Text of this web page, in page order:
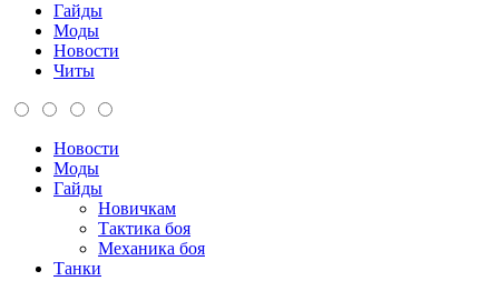
Гайды
Моды
Новости
Читы
Новости
Моды
Гайды
Новичкам
Тактика боя
Механика боя
Танки